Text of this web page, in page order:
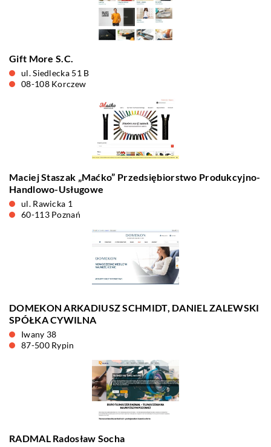
Gift More S.C.
ul. Siedlecka 51 B
08-108 Korczew
Maciej Staszak „Maćko” Przedsiębiorstwo Produkcyjno-
Handlowo-Usługowe
ul. Rawicka 1
60-113 Poznań
DOMEKON ARKADIUSZ SCHMIDT, DANIEL ZALEWSKI
SPÓŁKA CYWILNA
Iwany 38
87-500 Rypin
RADMAL Radosław Socha